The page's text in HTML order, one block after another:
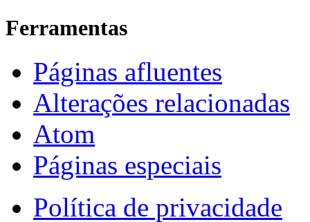
Ferramentas
Páginas afluentes
Alterações relacionadas
Atom
Páginas especiais
Política de privacidade